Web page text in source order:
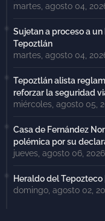
martes, agosto 04,
Sujetan a proceso a
Tepoztlán
martes, agosto 04,
Tepoztlán alista
reforzar la seguridad
miércoles, agosto 05,
Casa de Fernández
polémica por su
jueves, agosto 06, 2026
Heraldo del
domingo, agosto 02,